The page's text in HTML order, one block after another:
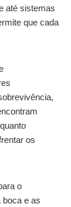
até sistemas
que cada
os
o
boca e as